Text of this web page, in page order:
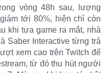
vòng 48h sau, lượng
tới 80%, hiện chỉ còn
khi tựa game ra mắt, nhà
Saber Interactive từng trả
xem cao trên Twitch để
từ đó thu hút người